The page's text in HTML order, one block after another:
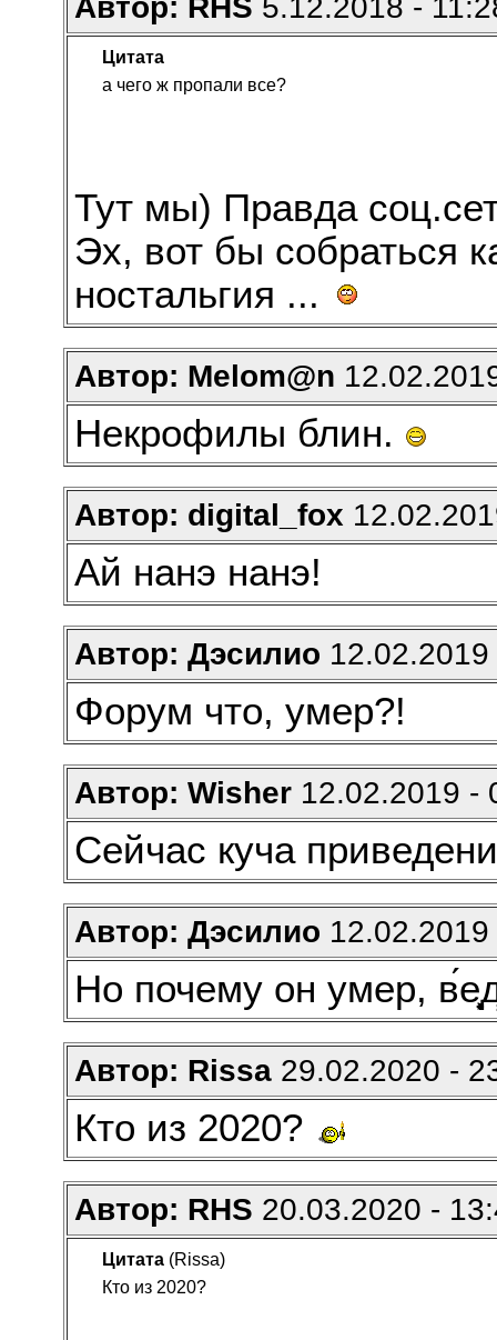
Автор: RHS 5.12.2018 -
Цитата
а чего ж пропали все?
Тут мы) Правда
Эх, вот бы собраться
ностальгия ...
Автор: Melom@n
Некрофилы блин.
Автор: digital_fox
Ай нанэ нанэ!
Автор: Дэсилио
Форум что, умер?!
Автор: Wisher12.02.2019 -
Сейчас куча
Автор: Дэсилио
Но почему он умер,
Автор: Rissa29.02.2020 -
Кто из 2020?
Автор: RHS 20.03.2020 -
Цитата (Rissa)
Кто из 2020?